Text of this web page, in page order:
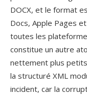
DOCX, et le format
Docs, Apple Pages
toutes les
constitue un autre
nettement plus
la structuré XML
incident, car la